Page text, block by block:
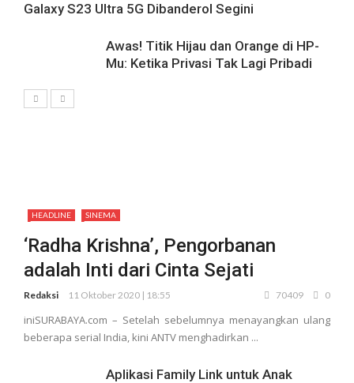
Galaxy S23 Ultra 5G Dibanderol Segini
Awas! Titik Hijau dan Orange di HP-
Mu: Ketika Privasi Tak Lagi Pribadi
HEADLINE SINEMA
‘Radha Krishna’, Pengorbanan
adalah Inti dari Cinta Sejati
Redaksi 11 Oktober 2020 | 18:55 70409 0
iniSURABAYA.com – Setelah sebelumnya menayangkan ulang
beberapa serial India, kini ANTV menghadirkan ...
Aplikasi Family Link untuk Anak